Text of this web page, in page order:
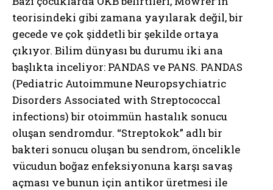
teorisindeki gibi zamana yayılarak değil, bir
gecede ve çok şiddetli bir şekilde ortaya
çıkıyor. Bilim dünyası bu durumu iki ana
başlıkta inceliyor: PANDAS ve PANS. PANDAS
(Pediatric Autoimmune Neuropsychiatric
Disorders Associated with Streptococcal
infections) bir otoimmün hastalık sonucu
oluşan sendromdur. “Streptokok” adlı bir
bakteri sonucu oluşan bu sendrom, öncelikle
vücudun boğaz enfeksiyonuna karşı savaş
açması ve bunun için antikor üretmesi ile